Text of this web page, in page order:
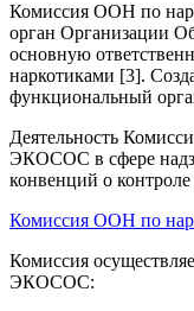
Комиссия ООН по
орган Организации
основную
наркотиками [3].
функциональный
Деятельность
ЭКОСОС в сфере
конвенций о
Комиссия ООН по
Комиссия
ЭКОСОС: